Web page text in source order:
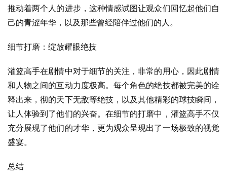
推动着两个人的进步，这种情感试图让观众们回忆起他们自
己的青涩年华，以及那些曾经陪伴过他们的人。
细节打磨：绽放耀眼绝技
灌篮高手在剧情中对于细节的关注，非常的用心，因此剧情
和人物之间的互动力度极高。每个角色的绝技都被完美的诠
释出来，彻的天下无敌等绝技，以及其他精彩的球技瞬间，
让人体验到了他们的兴奋。在细节的打磨中，灌篮高手不仅
充分展现了他们的才华，更为观众呈现出了一场极致的视觉
盛宴。
总结